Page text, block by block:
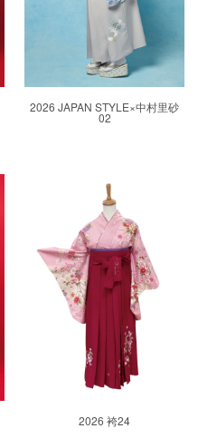
2026 JAPAN STYLE×中村里砂
02
2026 袴24